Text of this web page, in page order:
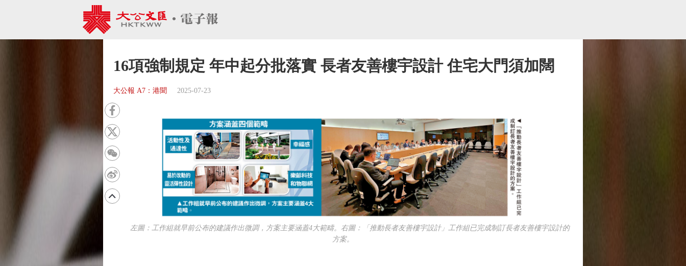
16項強制規定 年中起分批落實 長者友善樓宇設計 住宅大門須加闊
大公報 A7：港聞 2025-07-23
左圖：工作組就早前公布的建議作出微調，方案主要涵蓋4大範疇。右圖：「推動長者友善樓宇設計」工作組已完成制訂長者友善樓宇設計的
方案。